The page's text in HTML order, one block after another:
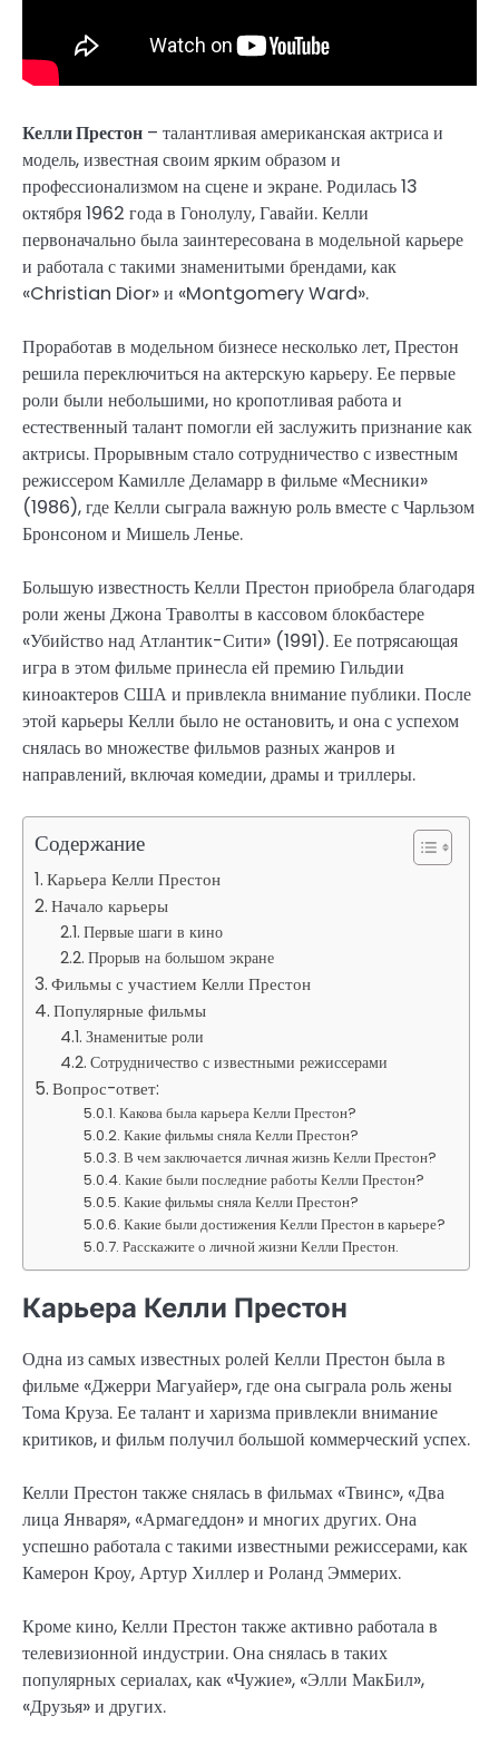
Келли Престон – талантливая американская актриса и
модель, известная своим ярким образом и
профессионализмом на сцене и экране. Родилась 13
октября 1962 года в Гонолулу, Гавайи. Келли
первоначально была заинтересована в модельной карьере
и работала с такими знаменитыми брендами, как
«Christian Dior» и «Montgomery Ward».
Проработав в модельном бизнесе несколько лет, Престон
решила переключиться на актерскую карьеру. Ее первые
роли были небольшими, но кропотливая работа и
естественный талант помогли ей заслужить признание как
актрисы. Прорывным стало сотрудничество с известным
режиссером Камилле Деламарр в фильме «Месники»
(1986), где Келли сыграла важную роль вместе с Чарльзом
Бронсоном и Мишель Ленье.
Большую известность Келли Престон приобрела благодаря
роли жены Джона Траволты в кассовом блокбастере
«Убийство над Атлантик-Сити» (1991). Ее потрясающая
игра в этом фильме принесла ей премию Гильдии
киноактеров США и привлекла внимание публики. После
этой карьеры Келли было не остановить, и она с успехом
снялась во множестве фильмов разных жанров и
направлений, включая комедии, драмы и триллеры.
Содержание
Карьера Келли Престон
Начало карьеры
Первые шаги в кино
Прорыв на большом экране
Фильмы с участием Келли Престон
Популярные фильмы
Знаменитые роли
Сотрудничество с известными режиссерами
Вопрос-ответ:
Какова была карьера Келли Престон?
Какие фильмы сняла Келли Престон?
В чем заключается личная жизнь Келли Престон?
Какие были последние работы Келли Престон?
Какие фильмы сняла Келли Престон?
Какие были достижения Келли Престон в карьере?
Расскажите о личной жизни Келли Престон.
Карьера Келли Престон
Одна из самых известных ролей Келли Престон была в
фильме «Джерри Магуайер», где она сыграла роль жены
Тома Круза. Ее талант и харизма привлекли внимание
критиков, и фильм получил большой коммерческий успех.
Келли Престон также снялась в фильмах «Твинс», «Два
лица Января», «Армагеддон» и многих других. Она
успешно работала с такими известными режиссерами, как
Камерон Кроу, Артур Хиллер и Роланд Эммерих.
Кроме кино, Келли Престон также активно работала в
телевизионной индустрии. Она снялась в таких
популярных сериалах, как «Чужие», «Элли МакБил»,
«Друзья» и других.